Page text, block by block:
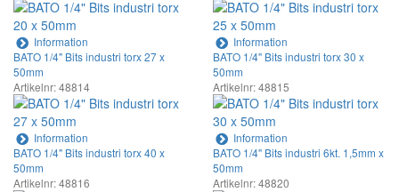
Information
Information
BATO 1/4" Bits industri torx 27 x
50mm
Artikelnr: 48814
Information
BATO 1/4" Bits industri torx 30 x
50mm
Artikelnr: 48815
Information
BATO 1/4" Bits industri torx 40 x
50mm
Artikelnr: 48816
BATO 1/4" Bits industri 6kt. 1,5mm x
50mm
Artikelnr: 48820